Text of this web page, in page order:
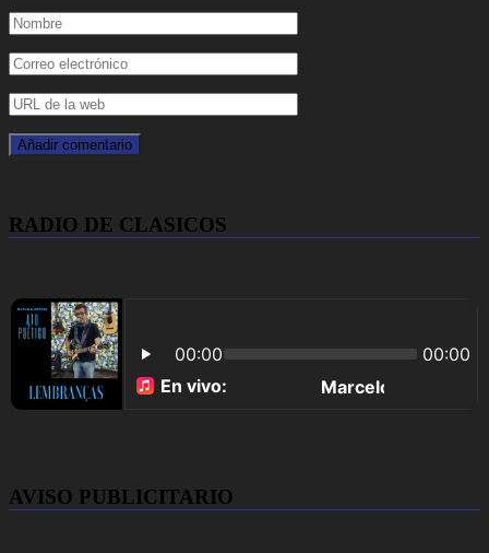
RADIO DE CLASICOS
AVISO PUBLICITARIO